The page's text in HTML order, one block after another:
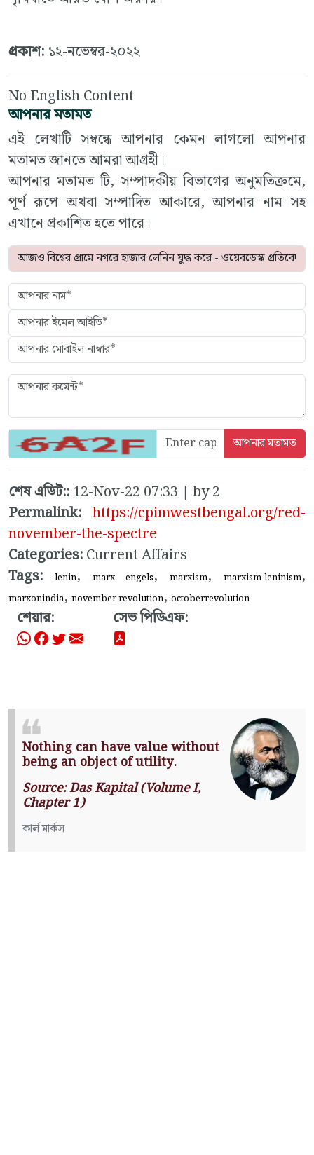
প্রকাশ: ১২-নভেম্বর-২০২২
No English Content
আপনার মতামত
এই লেখাটি সম্বন্ধে আপনার কেমন লাগলো আপনার
মতামত জানতে আমরা আগ্রহী।
আপনার মতামত টি, সম্পাদকীয় বিভাগের অনুমতিক্রমে,
পূর্ণ রূপে অথবা সম্পাদিত আকারে, আপনার নাম সহ
এখানে প্রকাশিত হতে পারে।
শেষ এডিট::12-Nov-22 07:33 | by 2
Permalink: https://cpimwestbengal.org/red-
november-the-spectre
Categories:Current Affairs
Tags:
lenin, marx engels, marxism, marxism-leninism,
marxonindia, november revolution, octoberrevolution
শেয়ার: সেভ পিডিএফ:
Nothing can have value without
being an object of utility.
Source: Das Kapital (Volume I,
Chapter 1)
কার্ল মার্কস